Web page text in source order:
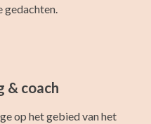
gedachten.
& coach
op het gebied van het